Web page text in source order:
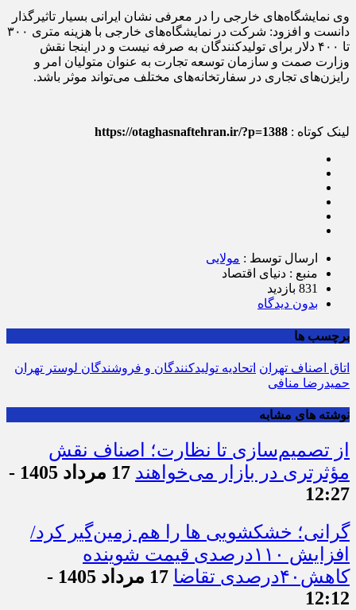
وی نمایشگاه‌‌‌های خارجی را در معرفی نشان ایرانی بسیار تاثیرگذار
دانست و افزود: شرکت در نمایشگاه‌‌‌های خارجی با هزینه متری ۳۰۰
تا ۴۰۰ دلار برای تولیدکنندگان به صرفه نیست و در اینجا نقش
وزارت صمت و سازمان توسعه تجارت به عنوان متولیان امر و
رایزن‌‌‌های تجاری در سفارتخانه‌‌‌های مختلف می‌تواند موثر باشد.
لینک کوتاه : https://otaghasnaftehran.ir/?p=1388
ارسال توسط : مولایی
منبع : دنیای اقتصاد
831 بازدید
بدون دیدگاه
برچسب ها
اتاق اصناف تهران اتحادیه تولیدکنندگان و فروشندگان لوستر تهران
حمیدرضا منافی
نوشته های مشابه
از تصمیم‌سازی تا نظارت؛ اصناف نقش
مؤثرتری در بازار می‌خواهند
17 مرداد 1405 -
12:27
گرانی؛ خشکشویی‌ ها را هم زمین‌گیر کرد/
افزایش ۱۱۰درصدی قیمت شوینده
کاهش۴۰درصدی تقاضا
17 مرداد 1405 -
12:12